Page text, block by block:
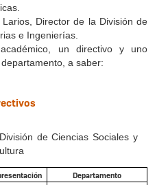
Larios, Director de la División de
e Ingenierías.
un directivo y uno
a saber:
de Ciencias Sociales y
Departamento